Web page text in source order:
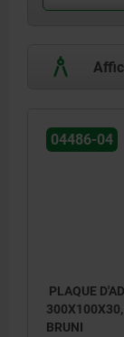
04486-04
PLAQUE
300X100X30,
BRUNI